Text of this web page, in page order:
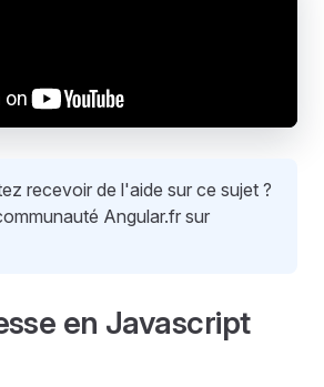
recevoir de l'aide sur ce sujet ?
Angular.fr sur
en Javascript